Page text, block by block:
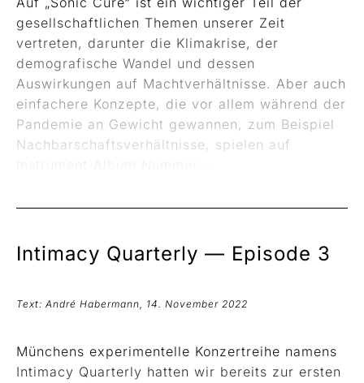
gesellschaftlichen Themen unserer Zeit
vertreten, darunter die Klimakrise, der
demografische Wandel und dessen
Auswirkungen auf Machtverhältnisse. Aber auch
einfachere Konzepte, die vor allem während der
Pandemie an Gewicht gewannen, zum Beispiel
Nachbarschaftsverhältnisse, spielen auf
Intimacy Quarterly — Episode 3
Text: André Habermann, 14. November 2022
Münchens experimentelle Konzertreihe namens
Intimacy Quarterly hatten wir bereits zur ersten